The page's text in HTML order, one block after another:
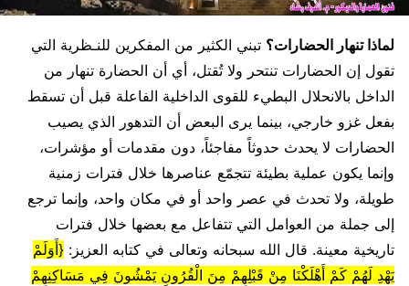
لماذا تنهار الحضارات؟ تبني الكثير من المفكرين للنـظرية التي
تقول إن الحضارات تنتحر ولا تُقتل، أي أن الحضارة تنهار من
الداخل بالانحلال البطيء للقوى الداخلية الفاعلة قبل أن تسقط
بفعل غزو خارجي، بينما يرى البعض أن التدهور الذي يصيب
الحضارات لا يحدث حدوثاً مفاجئاً، دون مقدمات أو مؤشرات،
وإنما يكون عملية بطيئة تتجمّع عناصرها خلال فترات زمنية
طويلة، ولا تحدث في عصر واحد أو في مكان واحد، وإنما ترجع
إلى جملة من العوامل التي تتفاعل مع بعضها خلال فترات
تاريخية معينة. قال الله سبحانه وتعالى في كتابه العزيز: {أَوَلَمْ
يَهْدِ لَهُمْ كَمْ أَهْلَكْنَا مِنْ قَبْلِهِمْ مِنَ الْقُرُونِ يَمْشُونَ فِي مَسَاكِنِهِمْ